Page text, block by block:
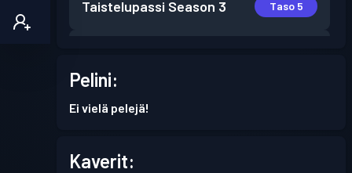
Taistelupassi Season 3 Taso 5
Pelini:
Ei vielä pelejä!
Kaverit: